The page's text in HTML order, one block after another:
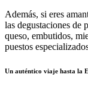
Además, si eres
las degustaciones de
queso, embutidos,
puestos
Un auténtico viaje hasta la